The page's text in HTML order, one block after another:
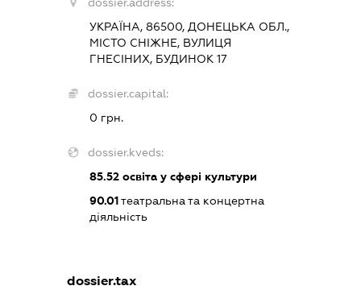
dossier.address:
УКРАЇНА, 86500, ДОНЕЦЬКА ОБЛ.,
МІСТО СНІЖНЕ, ВУЛИЦЯ
ГНЕСІНИХ, БУДИНОК 17
dossier.capital:
0 грн.
dossier.kveds:
85.52 освіта у сфері культури
90.01театральна та концертна
діяльність
dossier.tax